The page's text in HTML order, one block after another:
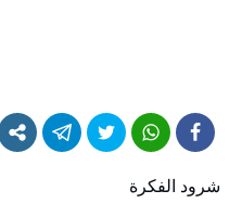
شرود الفكرة